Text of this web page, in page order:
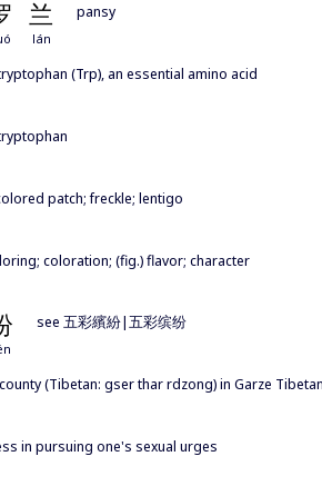
兰
lán
pansy
(Trp), an essential amino acid
patch; freckle; lentigo
coloration; (fig.) flavor; character
see 五彩繽紛|五彩缤纷
(Tibetan: gser thar rdzong) in Garze
in pursuing one's sexual urges